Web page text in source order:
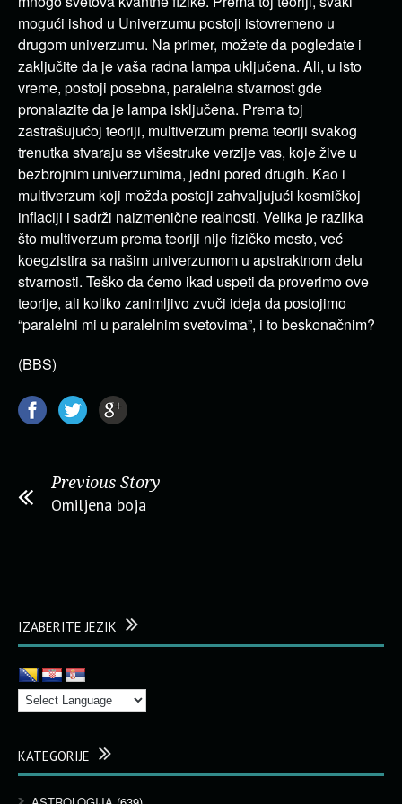
mogući ishod u Univerzumu postoji istovremeno u
drugom univerzumu. Na primer, možete da pogledate i
zaključite da je vaša radna lampa uključena. Ali, u isto
vreme, postoji posebna, paralelna stvarnost gde
pronalazite da je lampa isključena. Prema toj
zastrašujućoj teoriji, multiverzum prema teoriji svakog
trenutka stvaraju se višestruke verzije vas, koje žive u
bezbrojnim univerzumima, jedni pored drugih. Kao i
multiverzum koji možda postoji zahvaljujući kosmičkoj
inflaciji i sadrži naizmenične realnosti. Velika je razlika
što multiverzum prema teoriji nije fizičko mesto, već
koegzistira sa našim univerzumom u apstraktnom delu
stvarnosti. Teško da ćemo ikad uspeti da proverimo ove
teorije, ali koliko zanimljivo zvuči ideja da postojimo
“paralelni mi u paralelnim svetovima”, i to beskonačnim?
(BBS)
Previous Story
Omiljena boja
IZABERITE JEZIK
KATEGORIJE